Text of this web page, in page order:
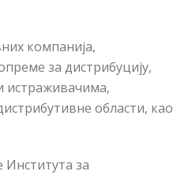
компанија,
за дистрибуцију,
истраживачима,
области, као
Института за